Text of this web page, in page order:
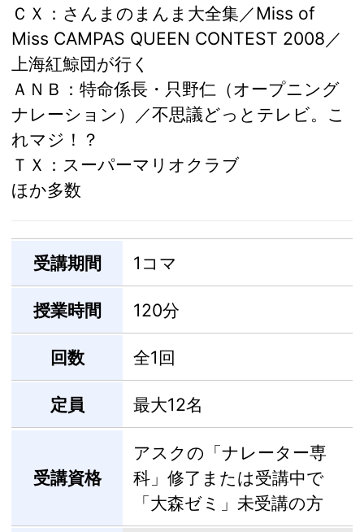
ＣＸ：さんまのまんま大全集／Miss of
Miss CAMPAS QUEEN CONTEST 2008／
上海紅鯨団が行く
ＡＮＢ：特命係長・只野仁（オープニング
ナレーション）／不思議どっとテレビ。こ
れマジ！？
ＴＸ：スーパーマリオクラブ
ほか多数
受講期間 1コマ
授業時間 120分
回数 全1回
定員 最大12名
受講資格
アスクの「ナレーター専
科」修了または受講中で
「大森ゼミ」未受講の方